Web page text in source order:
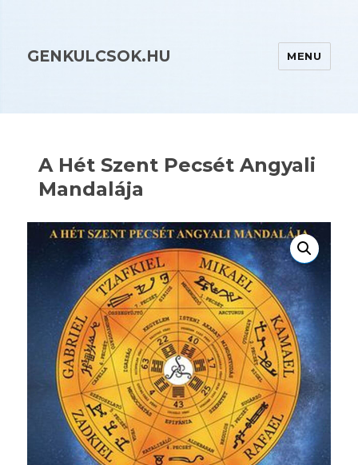
GENKULCSOK.HU MENU
A Hét Szent Pecsét Angyali
Mandalája